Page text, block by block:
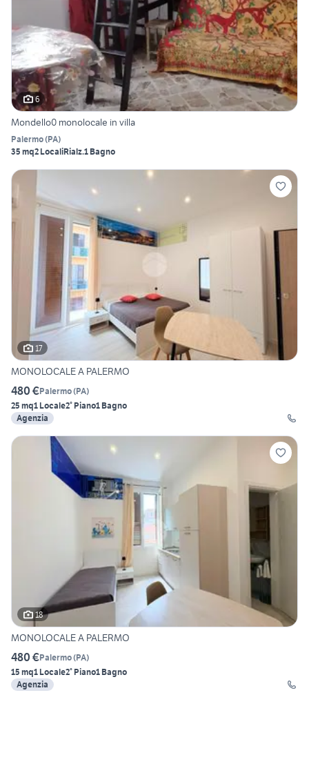
6
Mondello0 monolocale in villa
Palermo(PA)
35 mq2 LocaliRialz.1 Bagno
17
MONOLOCALE A PALERMO
480 €Palermo(PA)
25 mq1 Locale2° Piano1 Bagno
Agenzia
18
MONOLOCALE A PALERMO
480 €Palermo(PA)
15 mq1 Locale2° Piano1 Bagno
Agenzia